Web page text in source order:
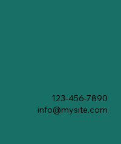
123-456-7890
info@mysite.com